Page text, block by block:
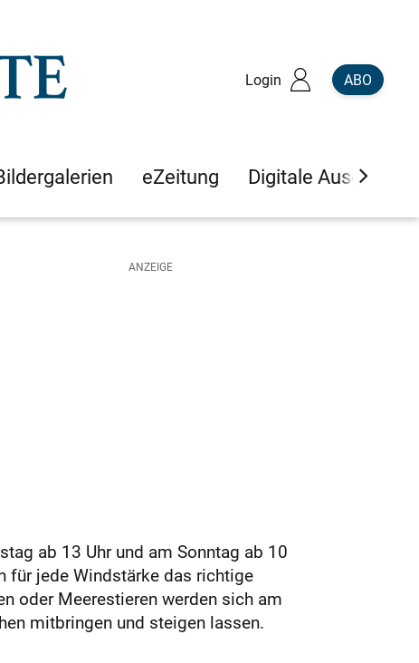
Login ABO
eZeitung Digitale Ausgaben
ab 13 Uhr und am Sonntag ab 10
für jede Windstärke das richtige
oder Meerestieren werden sich am
mitbringen und steigen lassen.